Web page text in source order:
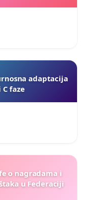
adaptacija
faze
o nagradama i
u Federaciji